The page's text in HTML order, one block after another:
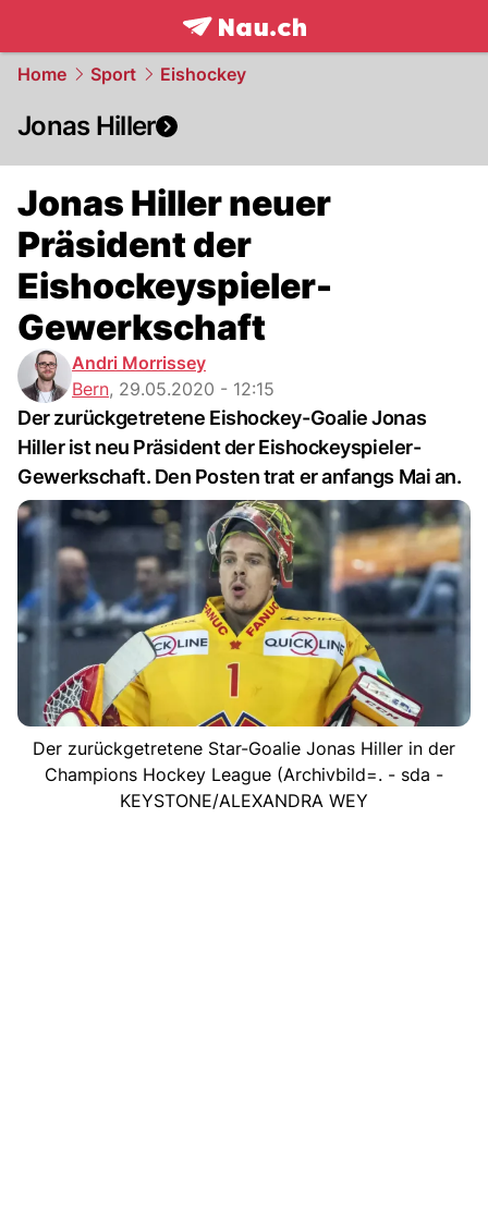
frontpage.NAU.ch
Home Sport Eishockey
Jonas Hiller
Jonas Hiller neuer
Präsident der
Eishockeyspieler-
Gewerkschaft
Andri Morrissey
Bern, 29.05.2020 - 12:15
Der zurückgetretene Eishockey-Goalie Jonas
Hiller ist neu Präsident der Eishockeyspieler-
Gewerkschaft. Den Posten trat er anfangs Mai an.
Der zurückgetretene Star-Goalie Jonas Hiller in der
Champions Hockey League (Archivbild=. - sda -
KEYSTONE/ALEXANDRA WEY